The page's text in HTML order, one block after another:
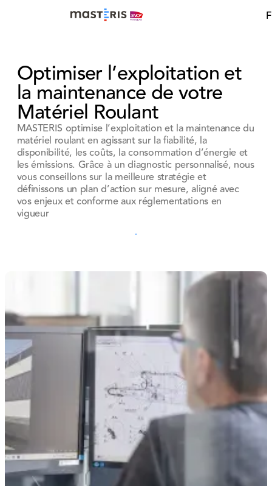
Update cookies preferences
Optimiser l’exploitation et
la maintenance de votre
Matériel Roulant
MASTERIS optimise l’exploitation et la maintenance du
matériel roulant en agissant sur la fiabilité, la
disponibilité, les coûts, la consommation d’énergie et
les émissions. Grâce à un diagnostic personnalisé, nous
vous conseillons sur la meilleure stratégie et
définissons un plan d’action sur mesure, aligné avec
vos enjeux et conforme aux réglementations en
vigueur
Contacter un expert